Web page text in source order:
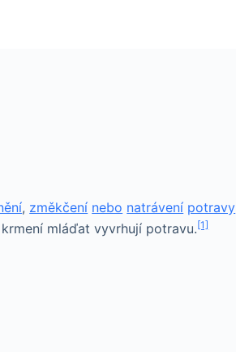
, změkčení nebo natrávení potravy
mláďat vyvrhují potravu.[1]